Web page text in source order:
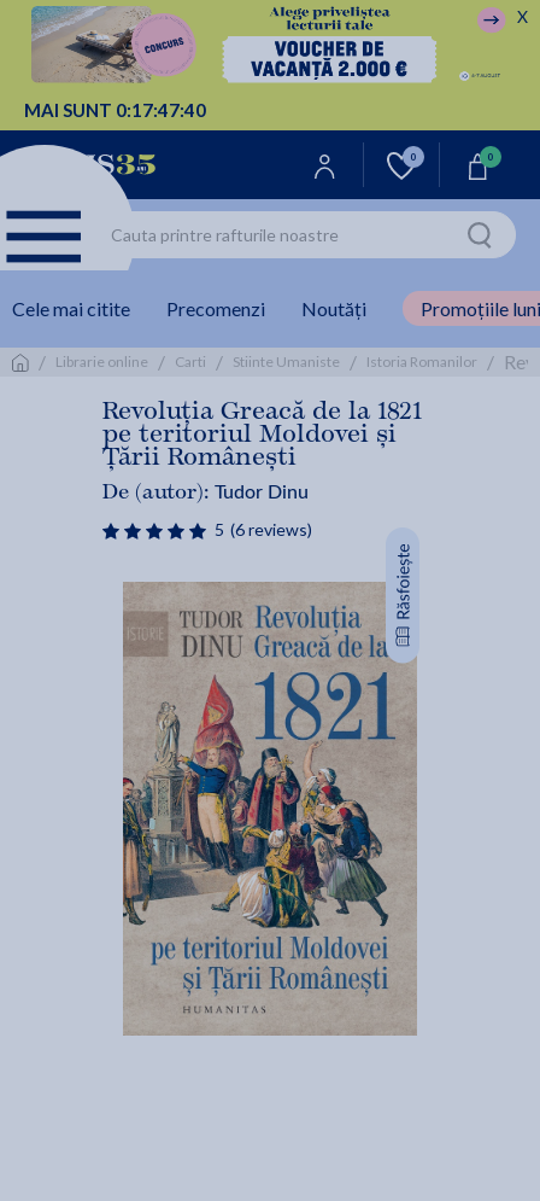
MAI SUNT 0:17:47:39
X
0 0
Cele mai citite Precomenzi Noutăți Promoțiile
/ Librarie online / Carti / Stiinte Umaniste / Istoria Romanilor /
Revoluția Greacă de la 1821
pe teritoriul Moldovei și
Țării Românești
De (autor): Tudor Dinu
5 (6 reviews)